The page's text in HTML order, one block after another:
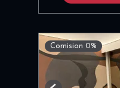
Comision 0%